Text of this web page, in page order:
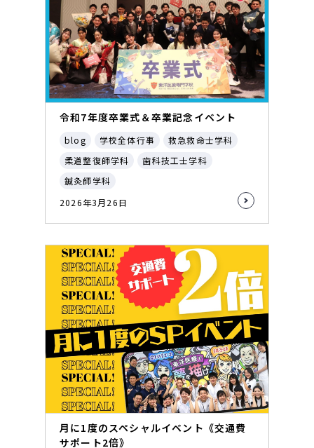
令和7年度卒業式＆卒業記念イベント
blog 学校全体行事
救急救命士学科
柔道整復師学科
歯科技工士学科
鍼灸師学科
2026年3月26日
月に1度のスペシャルイベント《交通費
サポート2倍》